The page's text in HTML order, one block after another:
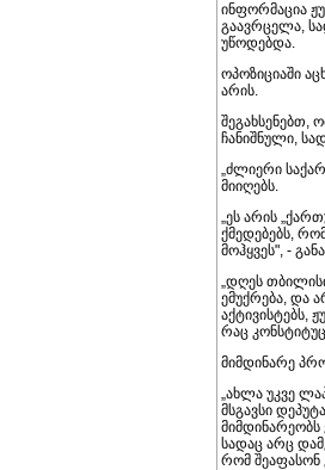
ინფორმაცია
გაავრცელა,
უწოდებდა.
ოპოზიციაში
არის.
შეგახსენებთ,
ჩანიშნული,
„ძლიერი
მიიღებს.
„ეს არის
ქმედებებს,
მოჰყვეს", -
„დღეს
ემუქრება, და
აქტივისტებს,
რაც
მიმდინარე
„ახლა უკვე
მსგავსი
მიმდინარეობს
სადაც არც
რომ შეაფასონ